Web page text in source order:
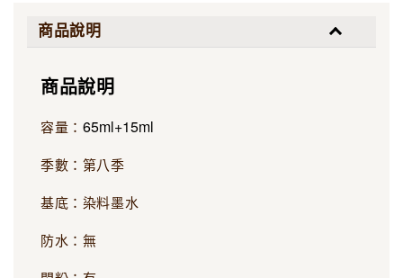
商品說明
商品說明
容量： 65ml+15ml
季數：第八季
基底：染料墨水
防水：無